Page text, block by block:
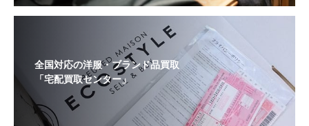
全国対応の洋服・ブランド品買取
「宅配買取センター」